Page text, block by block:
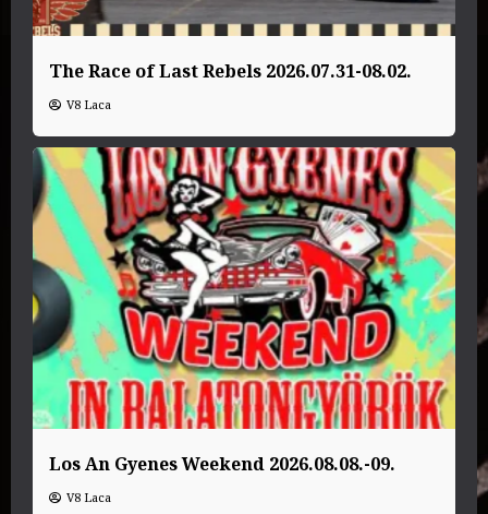
The Race of Last Rebels 2026.07.31-08.02.
V8 Laca
Los An Gyenes Weekend 2026.08.08.-09.
V8 Laca